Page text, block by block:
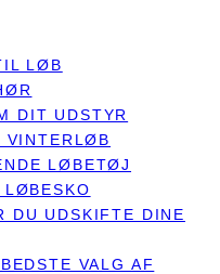
LØB
DIT UDSTYR
LØBETØJ
LØBESKO
DU UDSKIFTE DINE
VALG AF